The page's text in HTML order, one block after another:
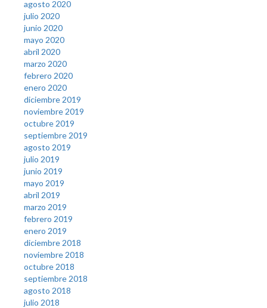
agosto 2020
julio 2020
junio 2020
mayo 2020
abril 2020
marzo 2020
febrero 2020
enero 2020
diciembre 2019
noviembre 2019
octubre 2019
septiembre 2019
agosto 2019
julio 2019
junio 2019
mayo 2019
abril 2019
marzo 2019
febrero 2019
enero 2019
diciembre 2018
noviembre 2018
octubre 2018
septiembre 2018
agosto 2018
julio 2018